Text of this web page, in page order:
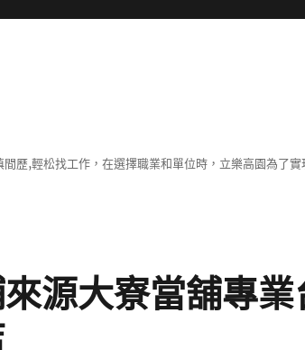
歷,輕松找工作，在選擇職業和單位時，立樂高園為了
源大寮當舖專